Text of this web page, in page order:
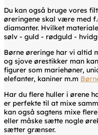
Du kan også bruge vores
øreringene skal være med
diamanter. Hvilket
sølv - guld - rødguld -
Børne øreringe har vi altid
og sjove ørestikker man
figurer som mariehøner,
elefanter, kaniner m.m
Har du flere huller i ørene
er perfekte til at mixe
kan også sagtens mixe
eller måske sætte nogle
sætter grænser.